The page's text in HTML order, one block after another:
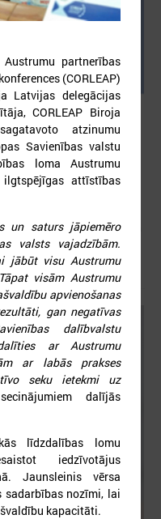
“Stiprinot vietējās
kopienas krīzē: proaktīva
un ES pašvaldībām”, kas
līdz 15.30
partnerības
(CORLEAP)
Latvijas delegācijas
CORLEAP Biroja
atzinumu
Savienības valstu
loma Austrumu
attīstības
un saturs jāpiemēro
valsts vajadzībām.
jābūt visu Austrumu
visām Austrumu
apvienošanas
gan negatīvas
dalībvalstu
ar Austrumu
ar labās prakses
seku ietekmi uz
dalījās
līdzdalības lomu
iedzīvotājus
Jaunsleinis vērsa
sadarbības nozīmi, lai
kapacitāti.